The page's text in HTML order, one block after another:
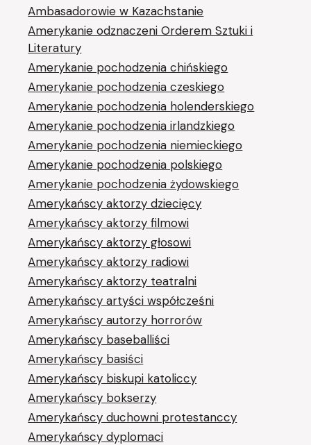
Ambasadorowie w Kazachstanie
Amerykanie odznaczeni Orderem Sztuki i
Literatury
Amerykanie pochodzenia chińskiego
Amerykanie pochodzenia czeskiego
Amerykanie pochodzenia holenderskiego
Amerykanie pochodzenia irlandzkiego
Amerykanie pochodzenia niemieckiego
Amerykanie pochodzenia polskiego
Amerykanie pochodzenia żydowskiego
Amerykańscy aktorzy dziecięcy
Amerykańscy aktorzy filmowi
Amerykańscy aktorzy głosowi
Amerykańscy aktorzy radiowi
Amerykańscy aktorzy teatralni
Amerykańscy artyści współcześni
Amerykańscy autorzy horrorów
Amerykańscy baseballiści
Amerykańscy basiści
Amerykańscy biskupi katoliccy
Amerykańscy bokserzy
Amerykańscy duchowni protestanccy
Amerykańscy dyplomaci